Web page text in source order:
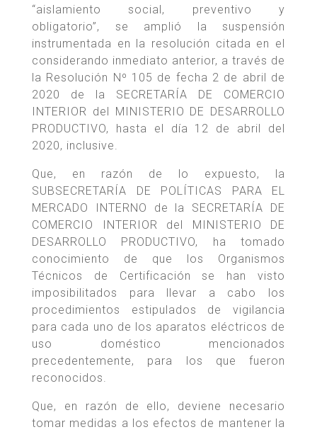
“aislamiento social, preventivo y
obligatorio”, se amplió la suspensión
instrumentada en la resolución citada en el
considerando inmediato anterior, a través de
la Resolución Nº 105 de fecha 2 de abril de
2020 de la SECRETARÍA DE COMERCIO
INTERIOR del MINISTERIO DE DESARROLLO
PRODUCTIVO, hasta el día 12 de abril del
2020, inclusive.
Que, en razón de lo expuesto, la
SUBSECRETARÍA DE POLÍTICAS PARA EL
MERCADO INTERNO de la SECRETARÍA DE
COMERCIO INTERIOR del MINISTERIO DE
DESARROLLO PRODUCTIVO, ha tomado
conocimiento de que los Organismos
Técnicos de Certificación se han visto
imposibilitados para llevar a cabo los
procedimientos estipulados de vigilancia
para cada uno de los aparatos eléctricos de
uso doméstico mencionados
precedentemente, para los que fueron
reconocidos.
Que, en razón de ello, deviene necesario
tomar medidas a los efectos de mantener la